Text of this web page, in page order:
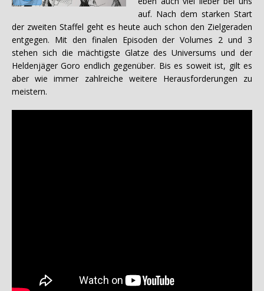
auf. Nach dem starken Start
der zweiten Staffel geht es heute auch schon den Zielgeraden
entgegen. Mit den finalen Episoden der Volumes 2 und 3
stehen sich die mächtigste Glatze des Universums und der
Heldenjäger Goro endlich gegenüber. Bis es soweit ist, gilt es
aber wie immer zahlreiche weitere Herausforderungen zu
meistern.